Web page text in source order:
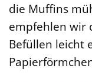
die Muffins
empfehlen wir
Befüllen leicht